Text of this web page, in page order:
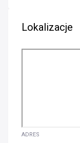
Lokalizacje
ADRES